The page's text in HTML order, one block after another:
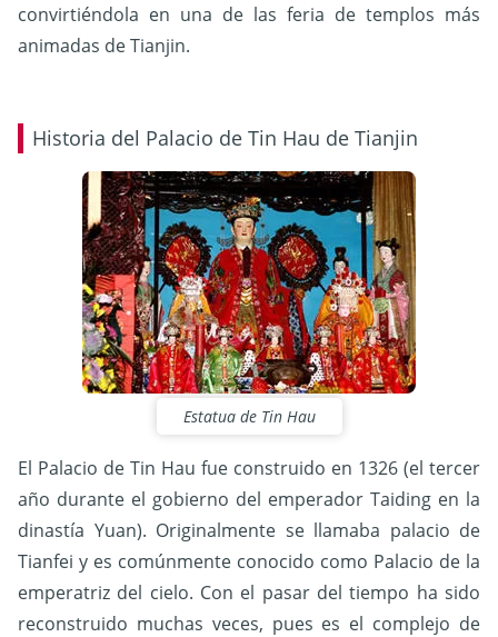
convirtiéndola en una de las feria de templos más
animadas de Tianjin.
Historia del Palacio de Tin Hau de Tianjin
Estatua de Tin Hau
El Palacio de Tin Hau fue construido en 1326 (el tercer
año durante el gobierno del emperador Taiding en la
dinastía Yuan). Originalmente se llamaba palacio de
Tianfei y es comúnmente conocido como Palacio de la
emperatriz del cielo. Con el pasar del tiempo ha sido
reconstruido muchas veces, pues es el complejo de